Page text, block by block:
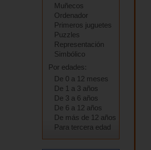
Muñecos
Ordenador
Primeros juguetes
Puzzles
Representación
Simbólico
Por edades:
De 0 a 12 meses
De 1 a 3 años
De 3 a 6 años
De 6 a 12 años
De más de 12 años
Para tercera edad